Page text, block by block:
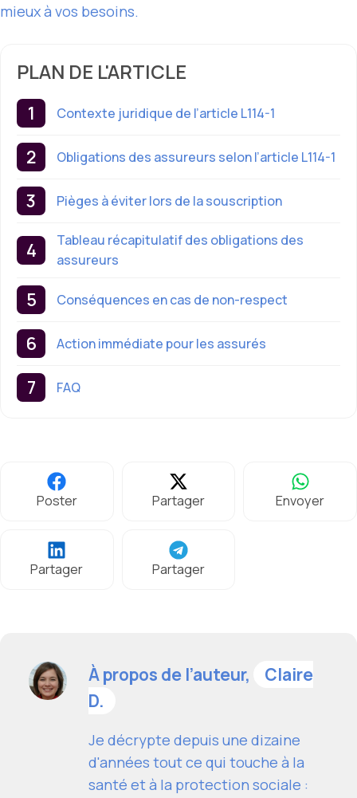
mieux à vos besoins.
PLAN DE L'ARTICLE
Contexte juridique de l’article L114-1
Obligations des assureurs selon l’article L114-1
Pièges à éviter lors de la souscription
Tableau récapitulatif des obligations des
assureurs
Conséquences en cas de non-respect
Action immédiate pour les assurés
FAQ
Poster Partager Envoyer
Partager Partager
À propos de l’auteur,
Claire
D.
Je décrypte depuis une dizaine
d'années tout ce qui touche à la
santé et à la protection sociale :